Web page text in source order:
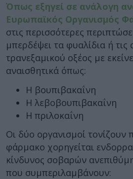
Όπως εξηγεί σε ανάλογη
Ευρωπαϊκός Οργανισμός
στις περισσότερες
μπερδέψει τα φυαλίδια ή
τρανεξαμικού οξέος με
αναισθητικά όπως:
Η βουπιβακαΐνη
Η λεβοβουπιβακαΐνη
Η πριλοκαΐνη
Οι δύο οργανισμοί τονίζουν
φάρμακο χορηγείται
κίνδυνος σοβαρών
που συμπεριλαμβάνουν: